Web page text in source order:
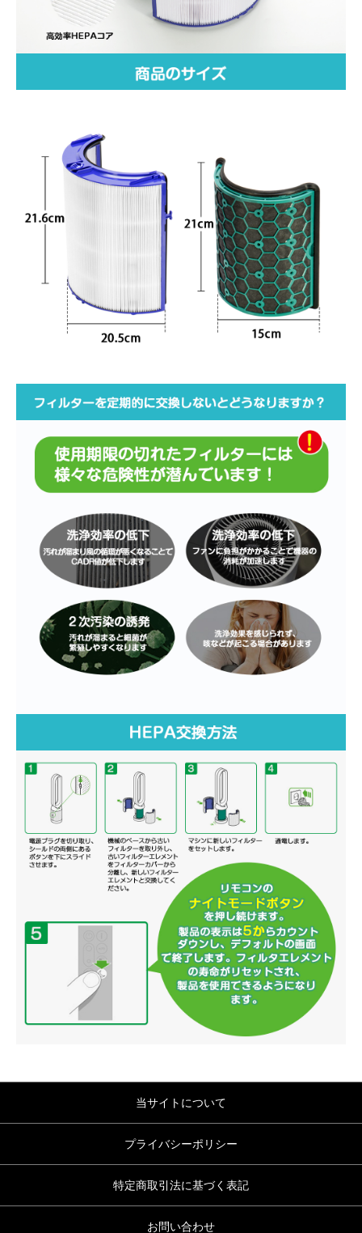
当サイトについて
プライバシーポリシー
特定商取引法に基づく表記
お問い合わせ